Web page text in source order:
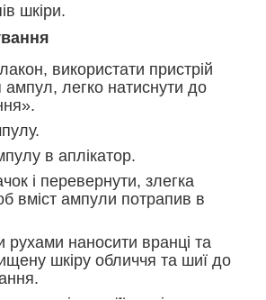
шкіри.
використати пристрій
ампул, легко натиснути до
в аплікатор.
і перевернути, злегка
вміст ампули потрапив в
рухами наносити вранці та
шкіру обличчя та шиї до